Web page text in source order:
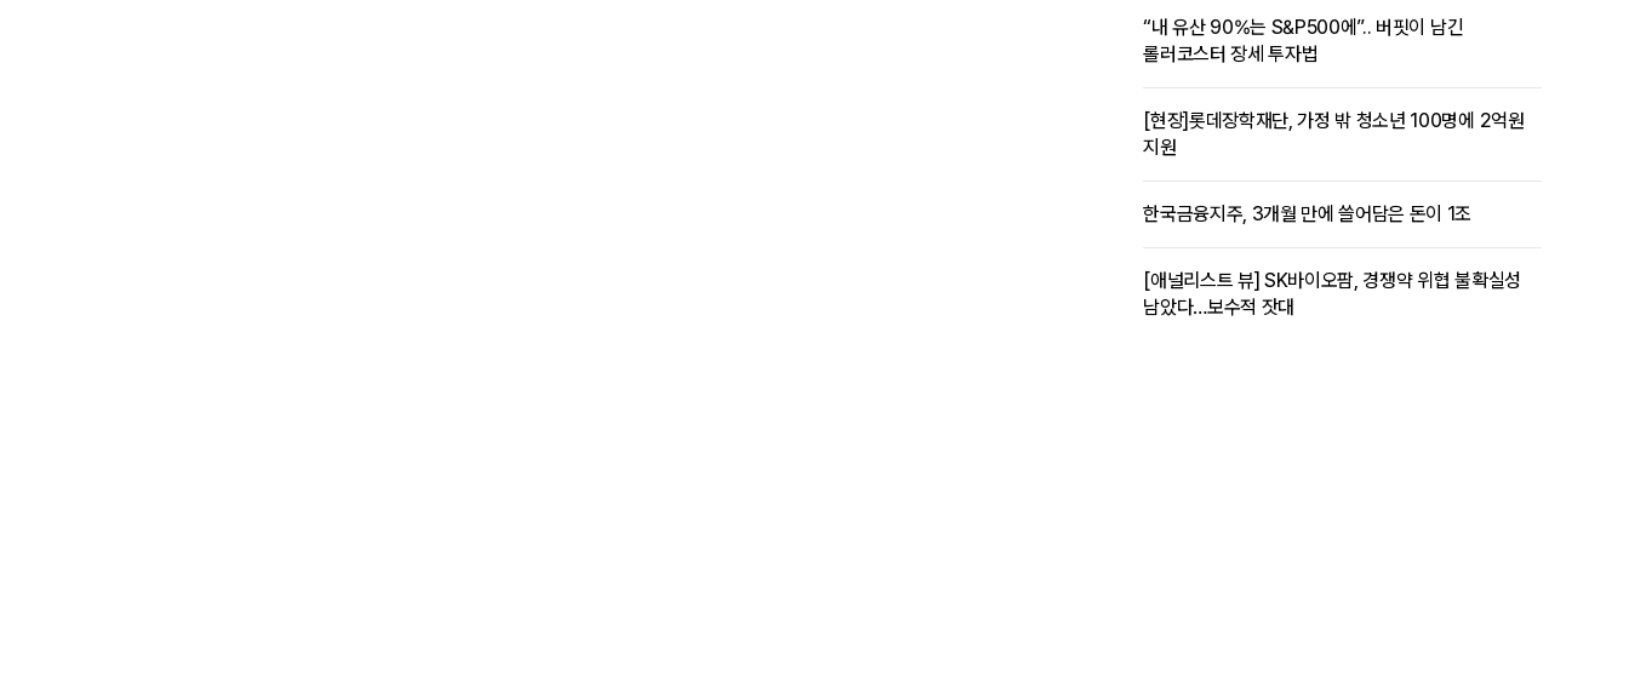
“내 유산 90%는 S&P500에”.. 버핏이 남긴
롤러코스터 장세 투자법
[현장]롯데장학재단, 가정 밖 청소년 100명에 2억원
지원
한국금융지주, 3개월 만에 쓸어담은 돈이 1조
[애널리스트 뷰] SK바이오팜, 경쟁약 위협 불확실성
남았다…보수적 잣대